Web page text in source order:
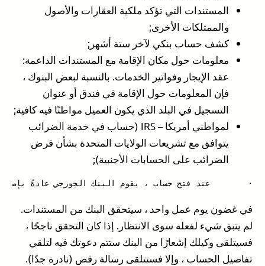
المستندات التي تؤكد ملكية العقارات والأصول
والممتلكات الأخرى;
كشف حساب بنكي لآخر ستة أشهر;
معلومات حول مكان الإقامة مع المستندات الداعمة:
عقد الإيجار وفواتير الخدمات. بالنسبة لبعض البنوك ،
فإن المعلومات حول الإقامة في فندق أو عنوان
التسجيل في البلد الذي يكون العميل مواطنًا فيه كافية;
لمواطني أمريكا – IRS (حساب في خدمة الضرائب
يتوافق مع تشريعات الولايات المتحدة بشأن فرض
الضرائب على الحسابات الأجنبية);
·        عند فتح حساب ، يقوم البنك الجورجي عادةً
في غضون يوم عمل واحد ، سيتحقق البنك من المستندات.
لم يتبق شيء لفعله سوى الانتظار. إذا كان التحقق ناجحًا ،
فسيتلقى وكيلك إشعارًا من البنك ستتم دعوتك فيه لتلقي
تفاصيل الحساب ، وإلا فستتلقى رسالة رفض (نادرة جدًا).